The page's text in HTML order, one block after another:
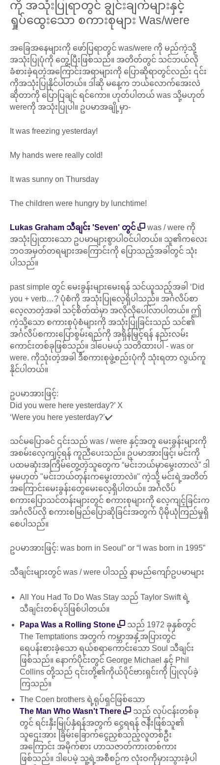
ကို အသုံးပြုရာတွင် ချွင်းချက်များနှင့်
ရှုပ်ထွေးသော စကားစုများ Was/were​​
အခြေအနေများကို ဖော်ပြရာတွင် was/were ကို မည်ကဲ့သို့
အသုံးပြုပုံကို တွေ့ပြီးဖြစ်သည်။ အတိတ်တွင် သင်ဘယ်လို
ခံစားခဲ့ရတဲ့အကြောင်းအရာများကို ပြောဆိုရာတွင်လည်း ၎င်း
ကိုအသုံးပြုနိုင်ပါတယ်။ ဒါဆို မနေ့က ဘယ်လောက်အေးလဲ
ဆိုတာကို ပြောပြချင် ရင်ကော။ ဟုတ်ပါတယ် was သို့မဟုတ်
wereကို အသုံးပြုပါ။ ဥပမာအချို့မှာ-
It was freezing yesterday!
My hands were really cold!
It was sunny on Thursday
The children were hungry by lunchtime!
Lukas Graham သီချင်း 'Seven' တွင်
was / were ကို
အသုံးပြုထားသော ဥပမာများစွာပါဝင်ပါတယ်။ သူ၏ကလေး
ဘဝအမှတ်တရများအကြောင်းကို ပြောသည့်အခါတွင် သုံး
ပါသည်။
past simple တွင် မေးခွန်းများမေးရန် သင်ယူသည့်အခါ ‘Did
you + verb…? ပုံစံကို အသုံးပြုလေ့ရှိပါသည်။ အင်္ဂလိပ်စာ
လေ့လာတဲ့အခါ သင့်စိတ်ထဲမှာ အလိုလိုပေါ်လာပါတယ်။ ဤ
ကဲ့သို့သော စကားစုပုံစံများကို အသုံးပြုခြင်းသည် သင်၏
အင်္ဂလိပ်စကားပြောစွမ်းရည်ကို အရှိန်မြှင့်ရန် နည်းလမ်း
ကောင်းတစ်ခုဖြစ်သည်။ ဒါပေမယ့် သတိထားပါ - was or
were. ကိုသုံးတဲ့အခါ ဒီစကားစုဖွဲ့စည်းပုံကို သုံးရတာ လွယ်ကူ
နိုင်ပါတယ်။
ဥပမာအားဖြင့်:
Did you were here yesterday?’ X
‘Were you here yesterday?’✔
သင်မပြောခင် ၎င်းသည် was / were နှင့်အတူ မေးခွန်းများကို
အစမ်းလေ့ကျင့်ရန် ကူညီပေးသည်။ ဥပမာအားဖြင့်၊ မင်းကို
ပထမဆုံးအကြိမ်တွေ့တဲ့သူတွေက “မင်းဘယ်မှာမွေးတာလဲ” ဒါ
မှမဟုတ် "မင်းဘယ်တုန်းကမွေးတာလဲ။" ကဲ့သို့ မင်းရဲ့အတိတ်
အကြောင်းမေးခွန်းတွေမေးလေ့ရှိပါတယ်။ အင်္ဂလိပ်
စကားပြောသင်တန်းများတွင် စကားစုများကို လေ့ကျင့်ခြင်းက
အင်္ဂလိပ်လို စကားစမြည်ပြောဆိုခြင်းအတွက် ပိုမိုယုံကြည်မှုရှိ
စေပါသည်။
ဥပမာအားဖြင့်: was born in Seoul” or “I was born in 1995”
သီချင်းများတွင် was / were ပါသည့် နာမည်ကျော်ဥပမာများ
All You Had To Do Was Stay သည် Taylor Swift ရဲ့
သီချင်းတစ်ပုဒ်ဖြစ်ပါတယ်။
Papa Was a Rolling Stone
သည် 1972 ခုနှစ်တွင်
The Temptations အတွက် ကမ္ဘာအနှံ့အပြားတွင်
ရေပန်းစားခဲ့သော ရယ်စရာကောင်းသော Soul သီချင်း
ဖြစ်သည်။ နောက်ပိုင်းတွင် George Michael နှင့် Phil
Collins တို့သည် ၎င်းတို့၏ကိုယ်ပိုင်ဗားရှင်းကို ပြုလုပ်ခဲ့
ကြသည်။
The Coen brothers ရဲ့ရုပ်ရှင်ဖြစ်သော
The Man Who Wasn't There
သည် လုပ်ငန်းတစ်ခု
တွင် ရင်းနှီးမြုပ်နှံရန်အတွက် ငွေရရန် ဇနီးဖြစ်သူ၏
သူဌေးအား ခြိမ်းခြောက်ငွေညှစ်သည့်လူတစ်ဦး
အကြောင်း အမိုက်စား ဟာသဇာတ်ကားတစ်ကား
ဖြစ်သည်။ ဒါပေမဲ့ သူ့ရဲ့အစီစဉ်က လုံးဝကိုမှားသွားခဲ့ပါ